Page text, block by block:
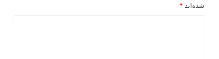
شده‌اند *